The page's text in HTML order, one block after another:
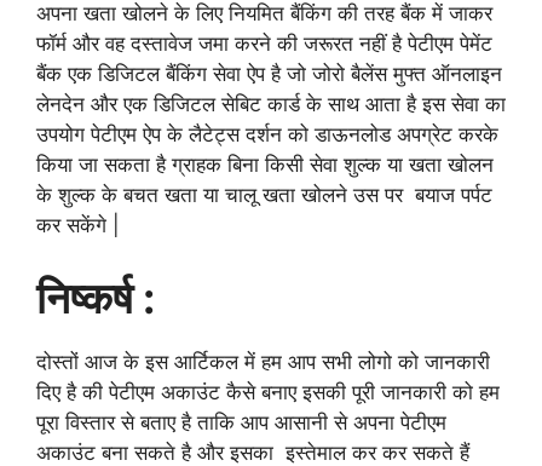
अपना खता खोलने के लिए नियमित बैंकिंग की तरह बैंक में जाकर
फॉर्म और वह दस्तावेज जमा करने की जरूरत नहीं है पेटीएम पेमेंट
बैंक एक डिजिटल बैंकिंग सेवा ऐप है जो जोरो बैलेंस मुफ्त ऑनलाइन
लेनदेन और एक डिजिटल सेबिट कार्ड के साथ आता है इस सेवा का
उपयोग पेटीएम ऐप के लैटेट्स दर्शन को डाऊनलोड अपग्रेट करके
किया जा सकता है ग्राहक बिना किसी सेवा शुल्क या खता खोलन
के शुल्क के बचत खता या चालू खता खोलने उस पर बयाज पर्पट
कर सकेंगे |
निष्कर्ष :
दोस्तों आज के इस आर्टिकल में हम आप सभी लोगो को जानकारी
दिए है की पेटीएम अकाउंट कैसे बनाए इसकी पूरी जानकारी को हम
पूरा विस्तार से बताए है ताकि आप आसानी से अपना पेटीएम
अकाउंट बना सकते है और इसका इस्तेमाल कर कर सकते हैं